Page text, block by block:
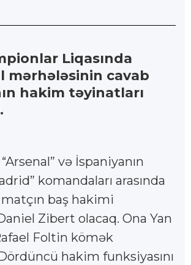
Liqasında
mərhələsinin cavab
hakim təyinatları
və İspaniyanın
komandaları arasında
baş hakimi
Zibert olacaq. Ona Yan
Foltin kömək
hakim funksiyasını